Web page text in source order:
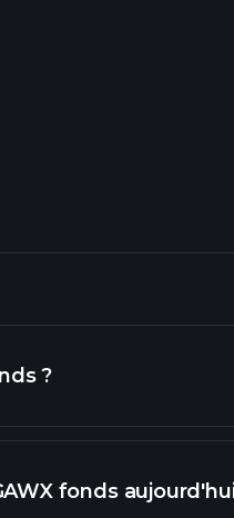
?
fonds